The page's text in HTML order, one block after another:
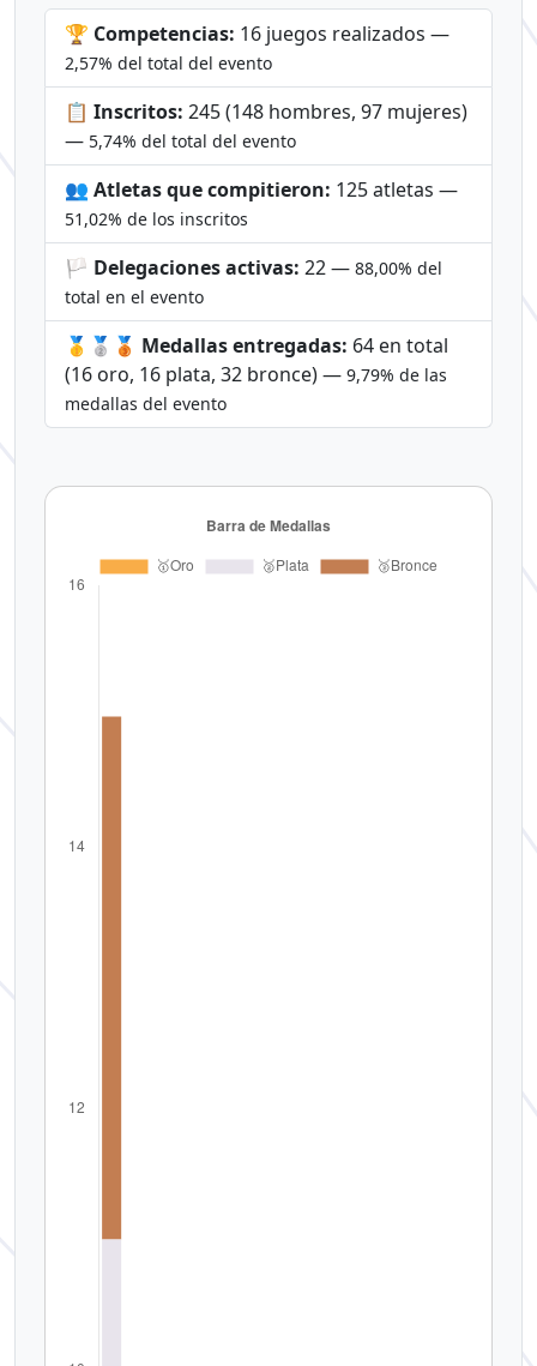
🏆 Competencias: 16 juegos realizados —
2,57% del total del evento
📋 Inscritos: 245 (148 hombres, 97 mujeres)
— 5,74% del total del evento
👥 Atletas que compitieron: 125 atletas —
51,02% de los inscritos
🏳️ Delegaciones activas: 22 — 88,00% del
total en el evento
🥇🥈🥉 Medallas entregadas: 64 en total
(16 oro, 16 plata, 32 bronce) — 9,79% de las
medallas del evento